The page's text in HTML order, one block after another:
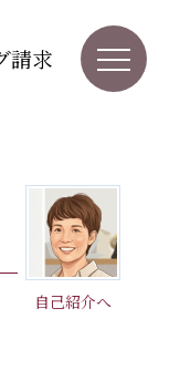
請求
自己紹介へ